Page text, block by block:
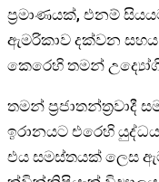
ප්‍රමාණයක්, එනම්
ඇමරිකාව දක්වන
කෙරෙහි තමන්
තමන් ප්‍රජාතන්ත්‍රවාදී
ඉරානයට එරෙහි
එය සමස්තයක් ලෙස